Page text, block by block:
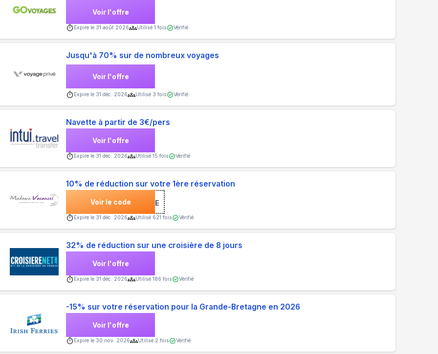
Voir l'offre
Expire le 31 août 2026 Utilisé1 fois Vérifié
Jusqu'à 70% sur de nombreux voyages
Voir l'offre
Expire le 31 déc. 2026 Utilisé 3 fois Vérifié
Navette à partir de 3€/pers
Voir l'offre
Expire le 31 déc. 2026 Utilisé15 fois Vérifié
10% de réduction sur votre 1ère réservation
Voir le code***NVENUE
Expire le 31 déc. 2026 Utilisé 621 fois Vérifié
32% de réduction sur une croisière de 8 jours
Voir l'offre
Expire le 31 déc. 2026 Utilisé186 fois Vérifié
-15% sur votre réservation pour la Grande-Bretagne en 2026
Voir l'offre
Expire le 30 nov. 2026 Utilisé 2 fois Vérifié